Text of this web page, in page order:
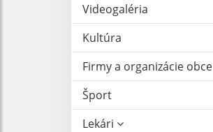
Videogaléria
Kultúra
Firmy a organizácie obce
Šport
Lekári